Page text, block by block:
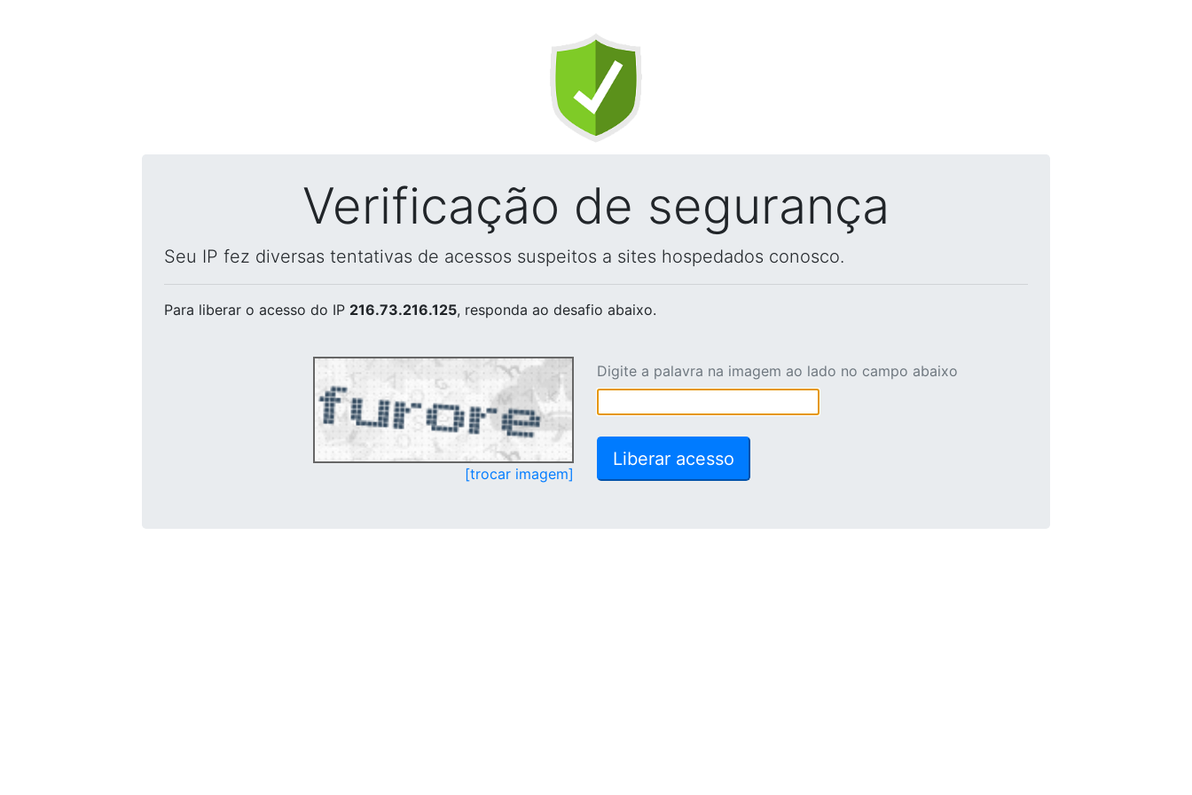
Verificação de segurança
Seu IP fez diversas tentativas de acessos suspeitos a sites hospedados conosco.
Para liberar o acesso do IP 216.73.216.125, responda ao desafio abaixo.
[trocar imagem]
Digite a palavra na imagem ao lado no campo abaixo